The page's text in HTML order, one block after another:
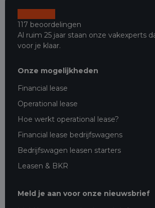
117 beoordelingen
Al ruim 25 jaar staan onze vakexperts
voor je klaar.
Onze mogelijkheden
Financial lease
Operational lease
Hoe werkt operational lease?
Financial lease bedrijfswagens
Bedrijfswagen leasen starters
Leasen & BKR
Meld je aan voor onze nieuwsbrief